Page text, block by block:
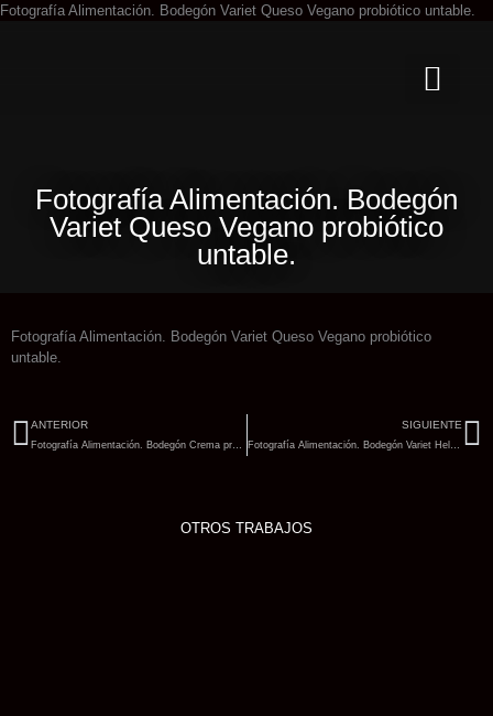
Fotografía Alimentación. Bodegón Variet Queso Vegano probiótico untable.
Fotografía Alimentación. Bodegón
Variet Queso Vegano probiótico
untable.
Fotografía Alimentación. Bodegón Variet Queso Vegano probiótico
untable.
Ant
ANTERIOR
Fotografía Alimentación. Bodegón Crema probiótica de cacao y Avellana para untar.
SIGUIENTE
Fotografía Alimentación. Bodegón Variet Helado probiótico de Anacardo y vainilla.
OTROS TRABAJOS